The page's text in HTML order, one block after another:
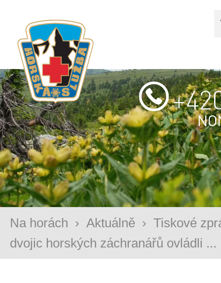
Na horách › Aktuálně › Tiskové
dvojic horských záchranářů ovládli ...